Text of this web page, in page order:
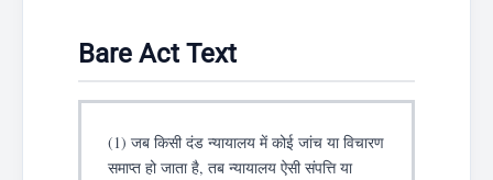
Bare Act Text
(1) जब किसी दंड न्यायालय में कोई जांच या विचारण
समाप्त हो जाता है, तब न्यायालय ऐसी संपत्ति या